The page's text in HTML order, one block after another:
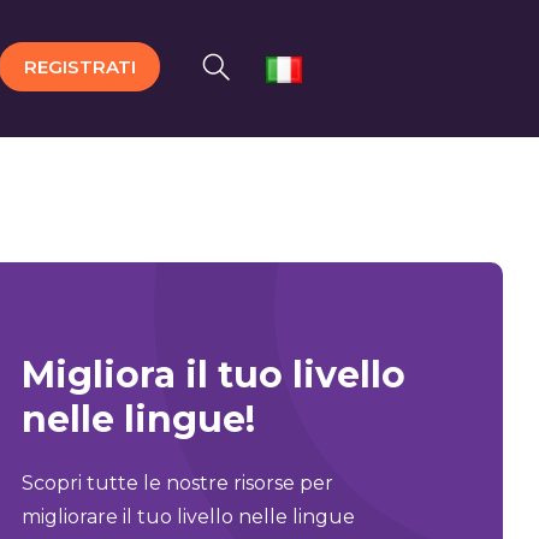
REGISTRATI
Migliora il tuo livello
nelle lingue!
Scopri tutte le nostre risorse per
migliorare il tuo livello nelle lingue